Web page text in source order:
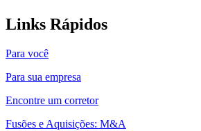
Links Rápidos
Para você
Para sua empresa
Encontre um corretor
Fusões e Aquisições: M&A